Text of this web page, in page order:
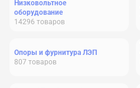
Низковольтное
оборудование
14296 товаров
Опоры и фурнитура ЛЭП
807 товаров